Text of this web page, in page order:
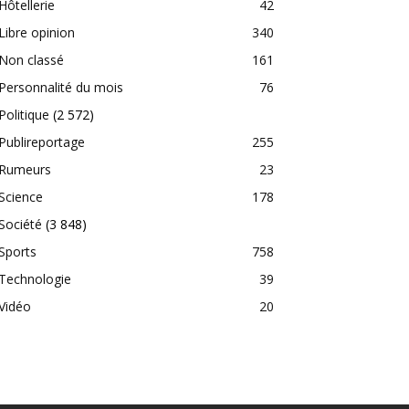
Hôtellerie
42
Libre opinion
340
Non classé
161
Personnalité du mois
76
Politique (2 572)
Publireportage
255
Rumeurs
23
178
(3 848)
758
Technologie
39
20